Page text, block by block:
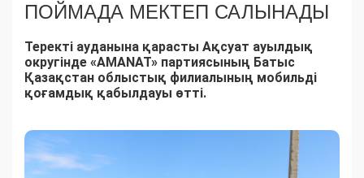
ПОЙМАДА МЕКТЕП САЛЫНАДЫ
Теректі ауданына қарасты Ақсуат ауылдық
округінде «AMANAT» партиясының Батыс
Қазақстан облыстық филиалының мобильді
қоғамдық қабылдауы өтті.